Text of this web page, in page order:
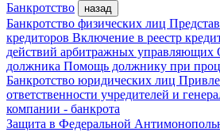
Банкротство
назад
Банкротство физических лиц
кредиторов Включение в реестр
действий арбитражных управляющих
должника Помощь должнику при
Банкротство юридических лиц
ответственности учредителей и
компании - банкрота
Защита в Федеральной